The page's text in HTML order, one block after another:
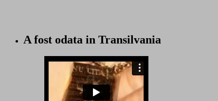
A fost odata in Transilvania